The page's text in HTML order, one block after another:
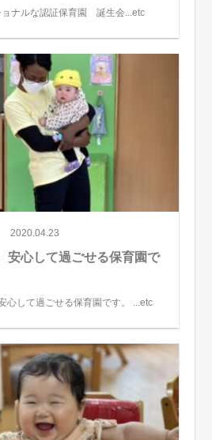
ナルな認証保育園 誕生会...etc
2020.04.23
安心して過ごせる保育園で
して過ごせる保育園です。 ...etc